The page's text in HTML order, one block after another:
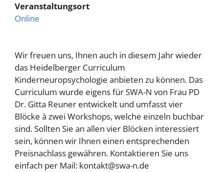
Veranstaltungsort
Online
Wir freuen uns, Ihnen auch in diesem Jahr wieder
das Heidelberger Curriculum
Kinderneuropsychologie anbieten zu können. Das
Curriculum wurde eigens für SWA-N von Frau PD
Dr. Gitta Reuner entwickelt und umfasst vier
Blöcke à zwei Workshops, welche einzeln buchbar
sind. Sollten Sie an allen vier Blöcken interessiert
sein, können wir Ihnen einen entsprechenden
Preisnachlass gewähren. Kontaktieren Sie uns
einfach per Mail: kontakt@swa-n.de